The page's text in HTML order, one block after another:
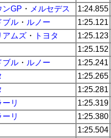
ンGP ・ メルセデス 1:24.855
ブル ・ ルノー 1:25.121
アムズ ・ トヨタ 1:25.123
1:25.152
ブル ・ ルノー 1:25.241
1:25.265
1:25.281
リ 1:25.319
リ 1:25.380
1:25.504